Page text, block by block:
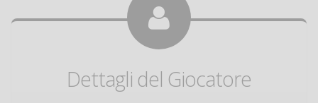
Dettagli del Giocatore